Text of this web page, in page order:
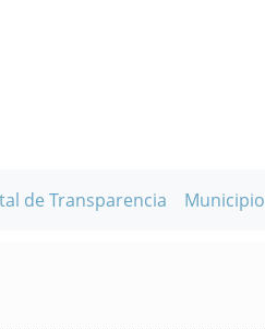
de Transparencia Municipio